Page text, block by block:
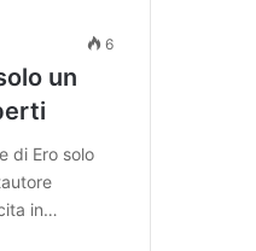
6
un
di Ero solo
in…